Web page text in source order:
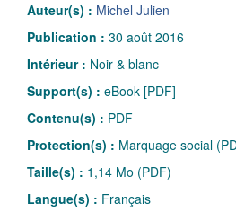
Auteur(s) : Michel Julien
Publication : 30 août 2016
Intérieur : Noir & blanc
Support(s) : eBook [PDF]
Contenu(s) : PDF
Protection(s) : Marquage social
Taille(s) : 1,14 Mo (PDF)
Langue(s) : Français